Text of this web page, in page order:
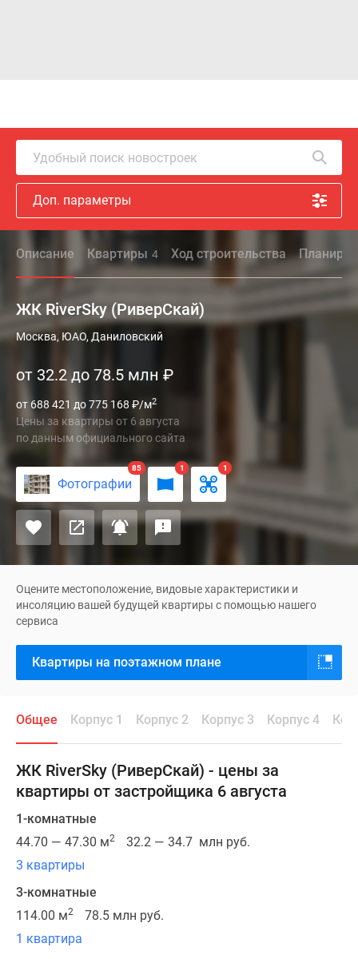
Удобный поиск новостроек
Доп. параметры
Описание Квартиры 4 Ход строительства
ЖК RiverSky (РиверСкай)
ЖК
(РиверСкай)
проект
бизнес-
класса
на
набережной
Москвы-
реки
от
ГК
«Инград».
Жилой
комплекс
находится
престижном
районе,
в
минутах
езды
от
ТТК
Садового
кольца.
За
15
минут
Москва, ЮАО, Даниловский
от 32.2 до 78.5 млн ₽
от 688 421 до 775 168 ₽/м2
Цены за квартиры от 6 августа
по данным официального сайта
Фотографии
85 1 1
Оцените местоположение, видовые характеристики и
инсоляцию вашей будущей квартиры с помощью нашего
сервиса
Квартиры на поэтажном плане
Общее Корпус 1 Корпус 2 Корпус 3 Корпус 4
ЖК RiverSky (РиверСкай) - цены за
квартиры от застройщика 6 августа
1-комнатные
44.70 — 47.30 м2
32.2 — 34.7 млн руб.
3 квартиры
3-комнатные
114.00 м2
78.5 млн руб.
1 квартира